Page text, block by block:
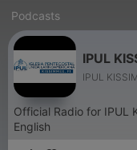
Podcasts
IPUL
IPUL
Official Radio for IPUL Kissimmee -
English